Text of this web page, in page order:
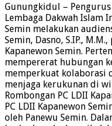
Gunungkidul –
Lembaga Dakwah Islam
Semin melakukan
Semin, Dasno, S.IP.,
Kapanewon Semin.
‎mempererat hubungan
memperkuat kolaborasi
menjaga kerukunan di
Rombongan PC LDII
PC LDII Kapanewon
‎oleh Panewu Semin.